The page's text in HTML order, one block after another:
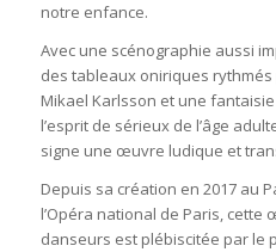
notre enfance.
Avec une scénographie aussi
des tableaux oniriques
Mikael Karlsson et une
l’esprit de sérieux de l’âge
signe une œuvre ludique et
Depuis sa création en 2017 au
l’Opéra national de Paris,
danseurs est plébiscitée par le